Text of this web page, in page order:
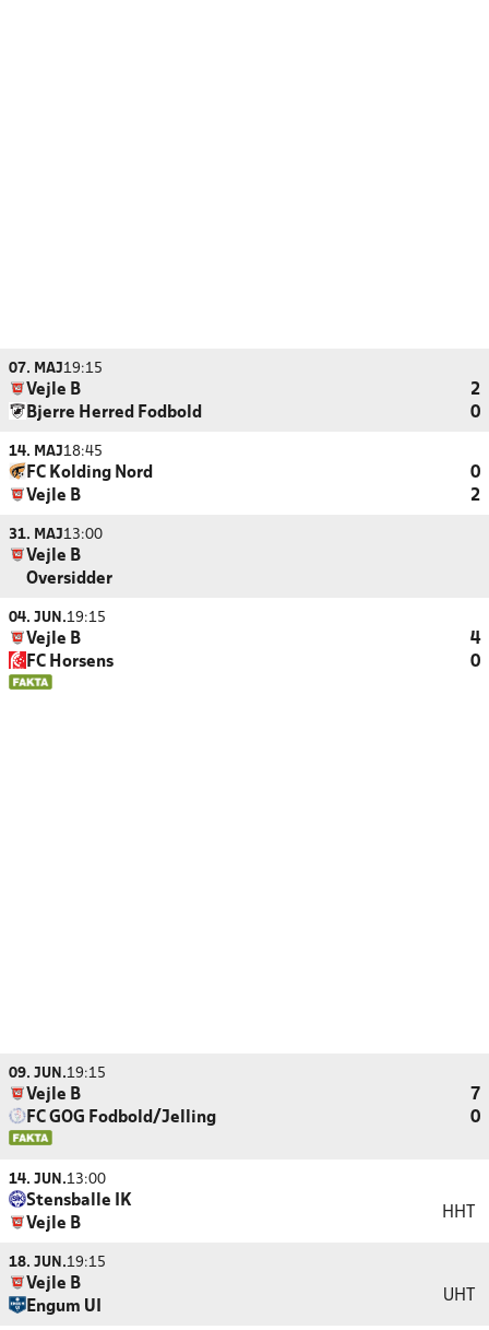
07. MAJ19:15
Vejle B
2
Bjerre Herred Fodbold
0
14. MAJ18:45
FC Kolding Nord
0
Vejle B
2
31. MAJ13:00
Vejle B
Oversidder
04. JUN.19:15
Vejle B
4
FC Horsens
0
09. JUN.19:15
Vejle B
7
FC GOG Fodbold/Jelling
0
14. JUN.13:00
Stensballe IK
Vejle B
HHT
18. JUN.19:15
Vejle B
Engum UI
UHT